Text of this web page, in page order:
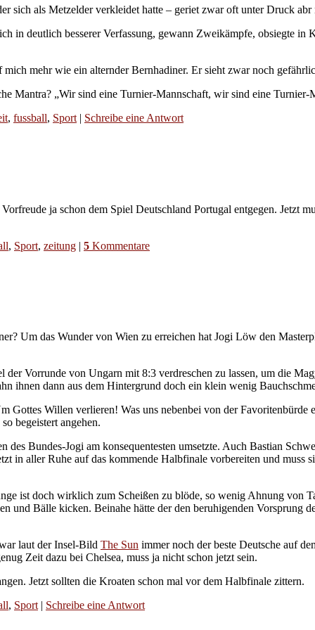
sich als Metzelder verkleidet hatte – geriet zwar oft unter Druck
in deutlich besserer Verfassung, gewann Zweikämpfe, obsiegte
mehr wie ein alternder Bernhadiner. Er sieht zwar noch
Mantra? „Wir sind eine Turnier-Mannschaft, wir sind eine
, fussball, Sport | Schreibe eine Antwort
ja schon dem Spiel Deutschland Portugal entgegen. Jetzt
, Sport, zeitung | 5 Kommentare
Um das Wunder von Wien zu erreichen hat Jogi Löw den
Vorrunde von Ungarn mit 8:3 verdreschen zu lassen, um die
ihnen dann aus dem Hintergrund doch ein klein wenig
Gottes Willen verlieren! Was uns nebenbei von der
begeistert angehen.
Bundes-Jogi am konsequentesten umsetzte. Auch Bastian
in aller Ruhe auf das kommende Halbfinale vorbereiten und muss
ist doch wirklich zum Scheißen zu blöde, so wenig Ahnung von
und Bälle kicken. Beinahe hätte der den beruhigenden Vorsprung
laut der Insel-Bild The Sun immer noch der beste Deutsche auf
Zeit dazu bei Chelsea, muss ja nicht schon jetzt sein.
Jetzt sollten die Kroaten schon mal vor dem Halbfinale zittern.
, Sport | Schreibe eine Antwort